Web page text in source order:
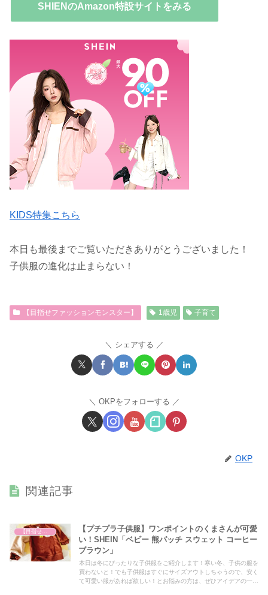
SHIENのAmazon特設サイトをみる
KIDS特集こちら
本日も最後までご覧いただきありがとうございました！
子供服の進化は止まらない！
【目指せファッションモンスター】 1歳児 子育て
シェアする
OKPをフォローする
OKP
関連記事
【プチプラ子供服】ワンポイントのくまさんが可愛
い！SHEIN「ベビー 熊パッチ スウェット コーヒー
ブラウン」
本日は冬にぴったりな子供服をご紹介します！寒い冬、子供の服を
買わないと！でも子供服はすぐにサイズアウトしちゃうので、安く
て可愛い服があれば欲しい！とお悩みの方は、ぜひアイデアの一つ